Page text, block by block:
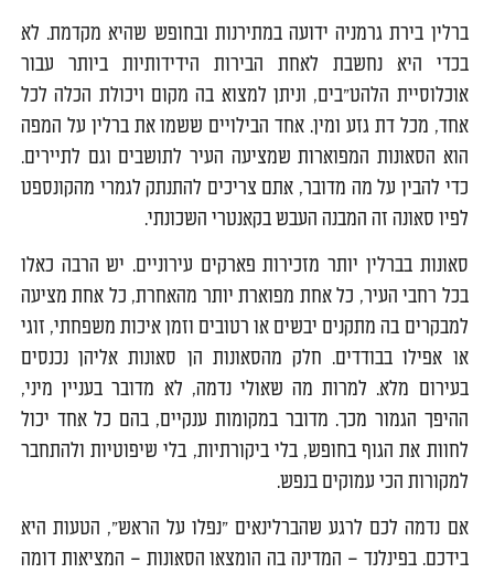
ברלין בירת גרמניה ידועה במתירנות ובחופש שהיא מקדמת. לא
בכדי היא נחשבת לאחת הבירות הידידותיות ביותר עבור
אוכלוסיית הלהט"בים, וניתן למצוא בה מקום ויכולת הכלה לכל
אחד, מכל דת גזע ומין. אחד הבילויים ששמו את ברלין על המפה
הוא הסאונות המפוארות שמציעה העיר לתושבים וגם לתיירים.
כדי להבין על מה מדובר, אתם צריכים להתנתק לגמרי מהקונספט
לפיו סאונה זה המבנה העבש בקאנטרי השכונתי.
סאונות בברלין יותר מזכירות פארקים עירוניים. יש הרבה כאלו
בכל רחבי העיר, כל אחת מפוארת יותר מהאחרת, כל אחת מציעה
למבקרים בה מתקנים יבשים או רטובים וזמן איכות משפחתי, זוגי
או אפילו בבודדים. חלק מהסאונות הן סאונות אליהן נכנסים
בעירום מלא. למרות מה שאולי נדמה, לא מדובר בעניין מיני,
ההיפך הגמור מכך. מדובר במקומות ענקיים, בהם כל אחד יכול
לחוות את הגוף בחופש, בלי ביקורתיות, בלי שיפוטיות ולהתחבר
למקורות הכי עמוקים בנפש.
אם נדמה לכם לרגע שהברלינאים "נפלו על הראש", הטעות היא
בידכם. בפינלנד – המדינה בה הומצאו הסאונות – המציאות דומה